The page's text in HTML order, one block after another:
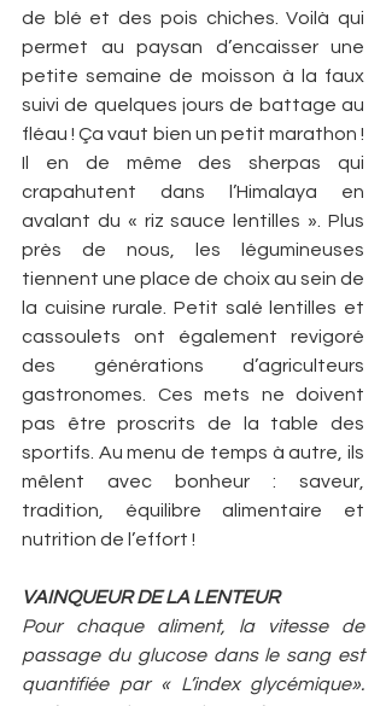
de blé et des pois chiches. Voilà qui
permet au paysan d’encaisser une
petite semaine de moisson à la faux
suivi de quelques jours de battage au
fléau ! Ça vaut bien un petit marathon !
Il en de même des sherpas qui
crapahutent dans l’Himalaya en
avalant du « riz sauce lentilles ». Plus
près de nous, les légumineuses
tiennent une place de choix au sein de
la cuisine rurale. Petit salé lentilles et
cassoulets ont également revigoré
des générations d’agriculteurs
gastronomes. Ces mets ne doivent
pas être proscrits de la table des
sportifs. Au menu de temps à autre, ils
mêlent avec bonheur : saveur,
tradition, équilibre alimentaire et
nutrition de l’effort !
VAINQUEUR DE LA LENTEUR
Pour chaque aliment, la vitesse de
passage du glucose dans le sang est
quantifiée par « L’index glycémique».